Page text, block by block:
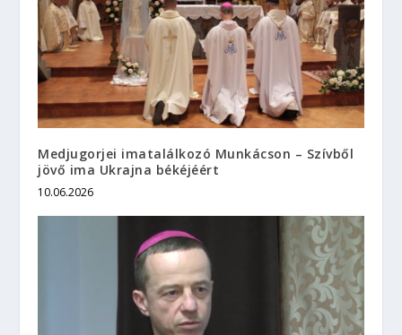
Medjugorjei imatalálkozó Munkácson – Szívből
jövő ima Ukrajna békéjéért
10.06.2026